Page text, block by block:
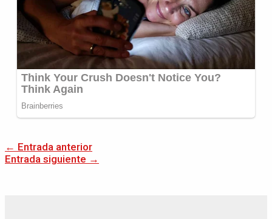
← Entrada anterior
Entrada siguiente →